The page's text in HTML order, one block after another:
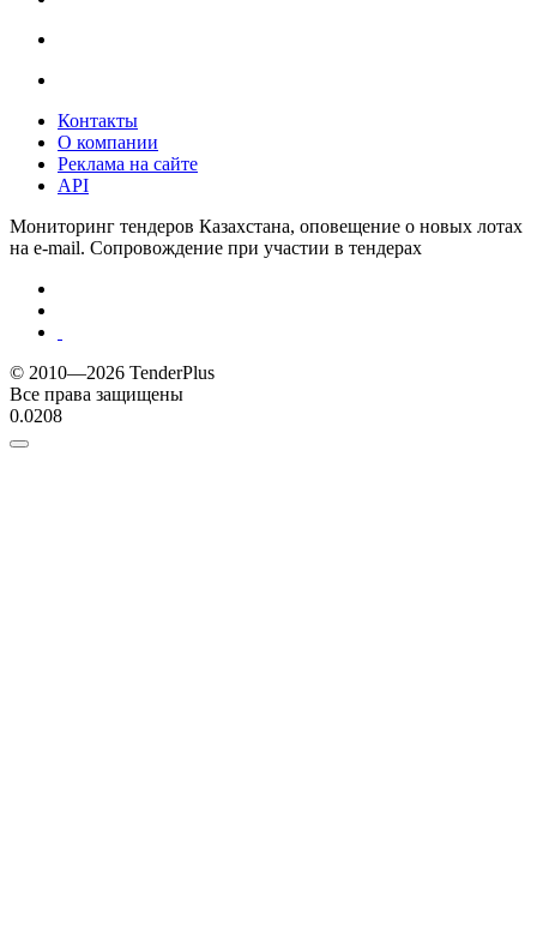
Контакты
О компании
Реклама на сайте
API
Мониторинг тендеров Казахстана, оповещение о новых лотах
на e-mail. Сопровождение при участии в тендерах
© 2010—2026 TenderPlus
Все права защищены
0.0208